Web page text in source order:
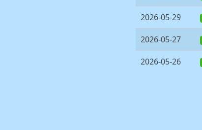
2026-05-29
2026-05-27
2026-05-26